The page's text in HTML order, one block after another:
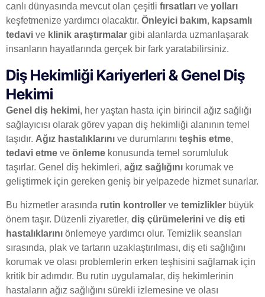
canlı dünyasında mevcut olan çeşitli fırsatları ve yolları
keşfetmenize yardımcı olacaktır. Önleyici bakım, kapsamlı
tedavi ve klinik araştırmalar gibi alanlarda uzmanlaşarak
insanların hayatlarında gerçek bir fark yaratabilirsiniz.
Diş Hekimliği Kariyerleri & Genel Diş
Hekimi
Genel diş hekimi, her yaştan hasta için birincil ağız sağlığı
sağlayıcısı olarak görev yapan diş hekimliği alanının temel
taşıdır. Ağız hastalıklarını ve durumlarını teşhis etme,
tedavi etme ve önleme konusunda temel sorumluluk
taşırlar. Genel diş hekimleri, ağız sağlığını korumak ve
geliştirmek için gereken geniş bir yelpazede hizmet sunarlar.
Bu hizmetler arasında rutin kontroller ve temizlikler büyük
önem taşır. Düzenli ziyaretler, diş çürümelerini ve diş eti
hastalıklarını önlemeye yardımcı olur. Temizlik seansları
sırasında, plak ve tartarın uzaklaştırılması, diş eti sağlığını
korumak ve olası problemlerin erken teşhisini sağlamak için
kritik bir adımdır. Bu rutin uygulamalar, diş hekimlerinin
hastaların ağız sağlığını sürekli izlemesine ve olası